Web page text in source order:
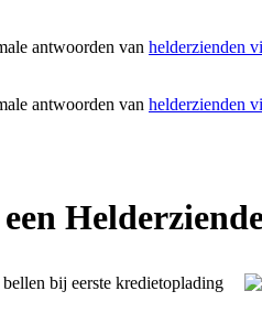
antwoorden van helderzienden
antwoorden van helderzienden
bij eerste kredietoplading